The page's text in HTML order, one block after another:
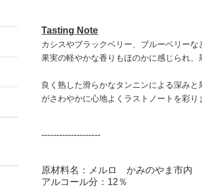
Tasting Note
カシスやブラックベリー、ブルーベリー
果実の軽やかな香りもほのかに感じられ、
良く熟した滑らかなタンニンによる深み
がさわやかに心地よくラストノートを彩り
--------------------
原材料名：メルロ かみのやま市内
アルコール分：12％